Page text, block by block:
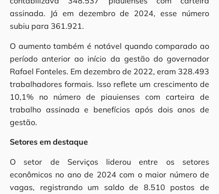
assinada. Já em dezembro de 2024, esse número
subiu para 361.921.
O aumento também é notável quando comparado ao
período anterior ao início da gestão do governador
Rafael Fonteles. Em dezembro de 2022, eram 328.493
trabalhadores formais. Isso reflete um crescimento de
10,1% no número de piauienses com carteira de
trabalho assinada e benefícios após dois anos de
gestão.
Setores em destaque
O setor de Serviços liderou entre os setores
econômicos no ano de 2024 com o maior número de
vagas, registrando um saldo de 8.510 postos de